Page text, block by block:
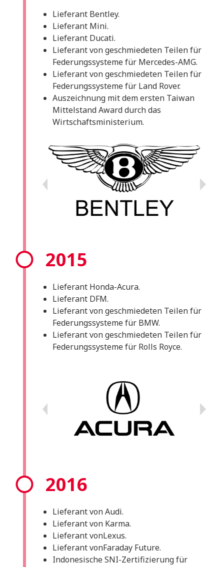
Lieferant Bentley.
Lieferant Mini.
Lieferant Ducati.
Lieferant von geschmiedeten Teilen für
Federungssysteme für Mercedes-AMG.
Lieferant von geschmiedeten Teilen für
Federungssysteme für Land Rover.
Auszeichnung mit dem ersten Taiwan
Mittelstand Award durch das
Wirtschaftsministerium.
2015
Lieferant Honda-Acura.
Lieferant DFM.
Lieferant von geschmiedeten Teilen für
Federungssysteme für BMW.
Lieferant von geschmiedeten Teilen für
Federungssysteme für Rolls Royce.
2016
Lieferant von Audi.
Lieferant von Karma.
Lieferant vonLexus.
Lieferant vonFaraday Future.
Indonesische SNI-Zertifizierung für